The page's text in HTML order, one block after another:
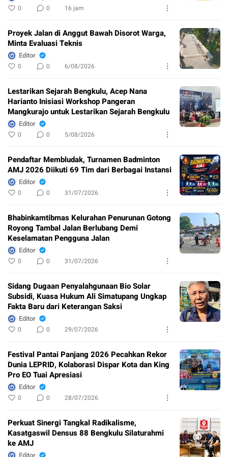
0 0 16 jam
Proyek Jalan di Anggut Bawah Disorot Warga,
Minta Evaluasi Teknis
Editor
0 0 6/08/2026
Lestarikan Sejarah Bengkulu, Acep Nana
Harianto Inisiasi Workshop Pangeran
Mangkurajo untuk Lestarikan Sejarah Bengkulu
Editor
0 0 5/08/2026
Pendaftar Membludak, Turnamen Badminton
AMJ 2026 Diikuti 69 Tim dari Berbagai Instansi
Editor
0 0 31/07/2026
Bhabinkamtibmas Kelurahan Penurunan Gotong
Royong Tambal Jalan Berlubang Demi
Keselamatan Pengguna Jalan
Editor
0 0 31/07/2026
Sidang Dugaan Penyalahgunaan Bio Solar
Subsidi, Kuasa Hukum Ali Simatupang Ungkap
Fakta Baru dari Keterangan Saksi
Editor
0 0 29/07/2026
Festival Pantai Panjang 2026 Pecahkan Rekor
Dunia LEPRID, Kolaborasi Dispar Kota dan King
Pro EO Tuai Apresiasi
Editor
0 0 28/07/2026
Perkuat Sinergi Tangkal Radikalisme,
Kasatgaswil Densus 88 Bengkulu Silaturahmi
ke AMJ